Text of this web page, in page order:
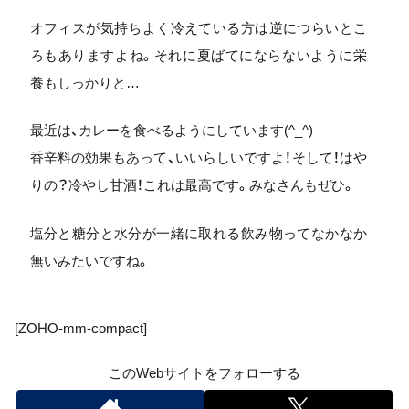
オフィスが気持ちよく冷えている方は逆につらいとこ
ろもありますよね。それに夏ばてにならないように栄
養もしっかりと…
最近は、カレーを食べるようにしています(^_^)
香辛料の効果もあって、いいらしいですよ！そして！はや
りの？冷やし甘酒！これは最高です。みなさんもぜひ。
塩分と糖分と水分が一緒に取れる飲み物ってなかなか
無いみたいですね。
[ZOHO-mm-compact]
このWebサイトをフォローする